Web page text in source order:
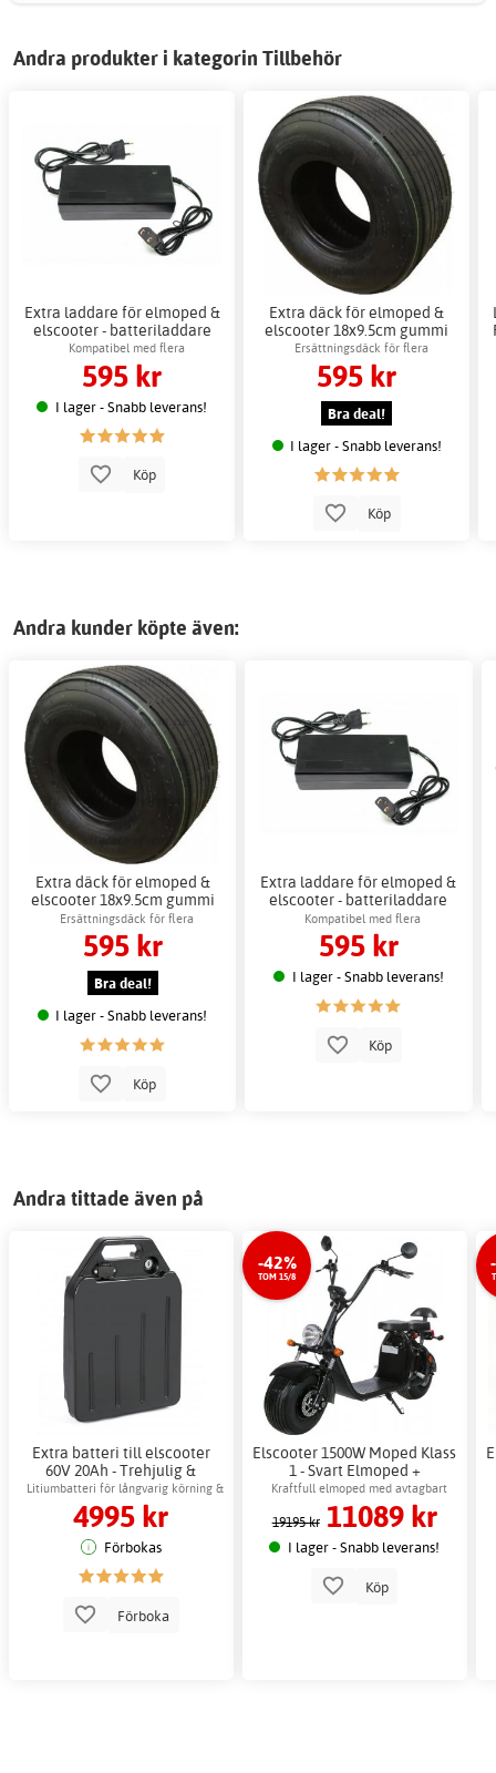
Andra produkter i kategorin Tillbehör
Extra laddare för elmoped &
elscooter - batteriladdare
Kompatibel med flera
elscootermodeller
595 kr
I lager - Snabb leverans!
Köp
Extra däck för elmoped &
elscooter 18x9.5cm gummi
Ersättningsdäck för flera
elscootermodeller
595 kr
Bra deal!
I lager - Snabb leverans!
Köp
Andra kunder köpte även:
Extra däck för elmoped &
elscooter 18x9.5cm gummi
Ersättningsdäck för flera
elscootermodeller
595 kr
Bra deal!
I lager - Snabb leverans!
Köp
Extra laddare för elmoped &
elscooter - batteriladdare
Kompatibel med flera
elscootermodeller
595 kr
I lager - Snabb leverans!
Köp
Andra tittade även på
Extra batteri till elscooter
60V 20Ah - Trehjulig &
Citycoco
Litiumbatteri för långvarig körning &
enkel montering
4995 kr
Förbokas
Förboka
-42%
TOM 15/8
Elscooter 1500W Moped Klass
1 - Svart Elmoped +
Låskätting
Kraftfull elmoped med avtagbart
batteri
19195 kr 11089 kr
I lager - Snabb leverans!
Köp